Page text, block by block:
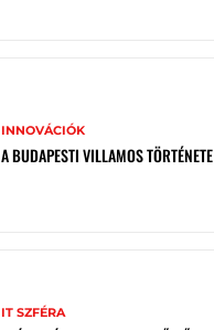
INNOVÁCIÓK
A BUDAPESTI VILLAMOS TÖRTÉNETE
IT SZFÉRA